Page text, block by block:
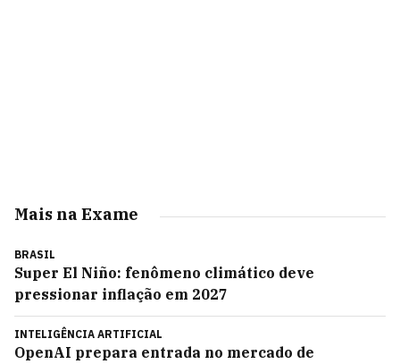
Mais na Exame
BRASIL
Super El Niño: fenômeno climático deve
pressionar inflação em 2027
INTELIGÊNCIA ARTIFICIAL
OpenAI prepara entrada no mercado de